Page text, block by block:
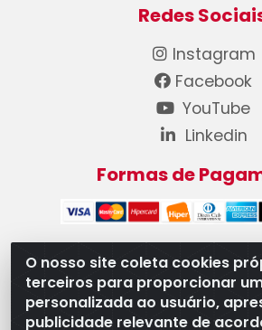
O nosso site coleta cookies
terceiros para proporcionar
personalizada ao usuário,
publicidade relevante de
Redes
Instagram
Facebook
YouTube
Linkedin
Formas de
WB Componentes Automotivos
08.528.393/0001-12 - Rua do
Oeste Industrial, Goiânia/GO -